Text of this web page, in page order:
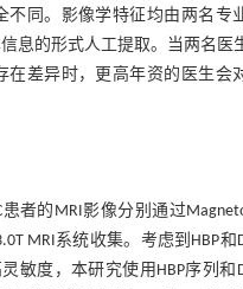
不同。影像学特征均由两名专
息的形式人工提取。当两名医
在差异时，更高年资的医生会
者的MRI影像分别通过
MRI系统收集。考虑到HBP和
灵敏度，本研究使用HBP序列和